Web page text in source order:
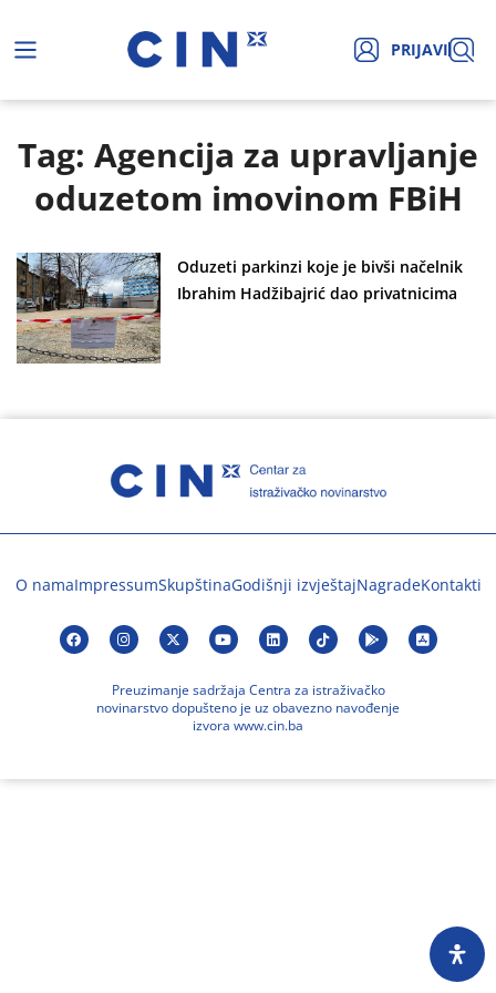
PRIJAVI
Tag: Agencija za upravljanje
oduzetom imovinom FBiH
Oduzeti parkinzi koje je bivši načelnik
Ibrahim Hadžibajrić dao privatnicima
O namaImpressumSkupštinaGodišnji izvještajNagradeKontakti
Preuzimanje sadržaja Centra za istraživačko
novinarstvo dopušteno je uz obavezno navođenje
izvora www.cin.ba